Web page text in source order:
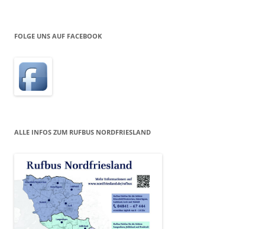
FOLGE UNS AUF FACEBOOK
ALLE INFOS ZUM RUFBUS NORDFRIESLAND